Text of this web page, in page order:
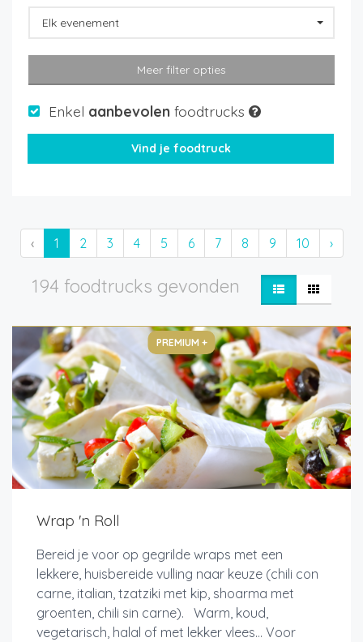
Elk evenement
Meer filter opties
Enkel aanbevolen foodtrucks
‹ 1 2 3 4 5 6 7 8 9 10 ›
194 foodtrucks gevonden
PREMIUM +
Wrap 'n Roll
Bereid je voor op gegrilde wraps met een
lekkere, huisbereide vulling naar keuze (chili con
carne, italian, tzatziki met kip, shoarma met
groenten, chili sin carne). Warm, koud,
vegetarisch, halal of met lekker vlees... Voor